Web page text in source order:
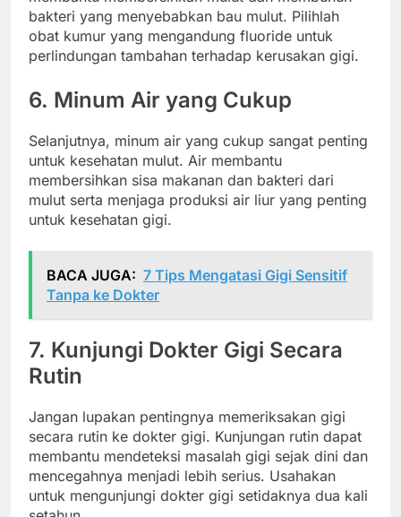
bakteri yang menyebabkan bau mulut. Pilihlah
obat kumur yang mengandung fluoride untuk
perlindungan tambahan terhadap kerusakan gigi.
6. Minum Air yang Cukup
Selanjutnya, minum air yang cukup sangat penting
untuk kesehatan mulut. Air membantu
membersihkan sisa makanan dan bakteri dari
mulut serta menjaga produksi air liur yang penting
untuk kesehatan gigi.
BACA JUGA: 7 Tips Mengatasi Gigi Sensitif
Tanpa ke Dokter
7. Kunjungi Dokter Gigi Secara
Rutin
Jangan lupakan pentingnya memeriksakan gigi
secara rutin ke dokter gigi. Kunjungan rutin dapat
membantu mendeteksi masalah gigi sejak dini dan
mencegahnya menjadi lebih serius. Usahakan
untuk mengunjungi dokter gigi setidaknya dua kali